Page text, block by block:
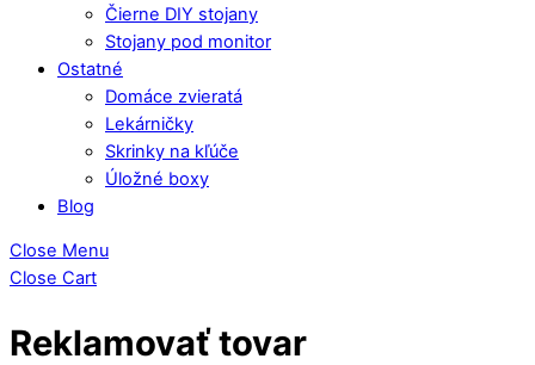
Čierne DIY stojany
Stojany pod monitor
Ostatné
Domáce zvieratá
Lekárničky
Skrinky na kľúče
Úložné boxy
Blog
Close Menu
Close Cart
Reklamovať tovar